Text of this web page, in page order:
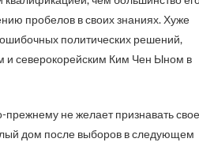
пробелов в своих знаниях. Хуже
политических решений,
и северокорейским Ким Чен Ыном в
не желает признавать свое
дом после выборов в следующем